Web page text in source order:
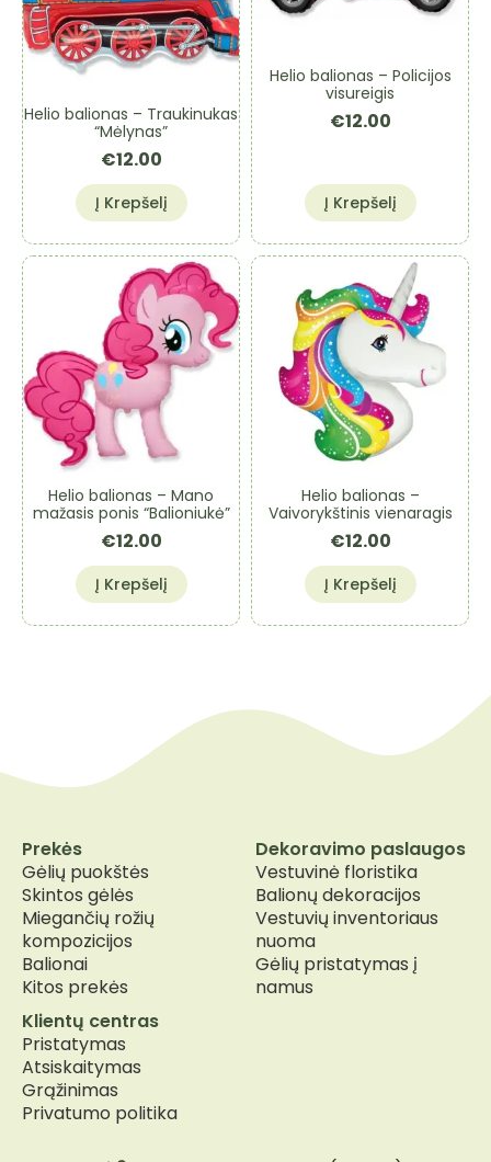
Helio balionas – Traukinukas
“Mėlynas”
€12.00
Į Krepšelį
Helio balionas – Policijos
visureigis
€12.00
Į Krepšelį
Helio balionas – Mano
mažasis ponis “Balioniukė”
€12.00
Į Krepšelį
Helio balionas –
Vaivorykštinis vienaragis
€12.00
Į Krepšelį
Prekės
Gėlių puokštės
Skintos gėlės
Miegančių rožių
kompozicijos
Balionai
Kitos prekės
Dekoravimo paslaugos
Vestuvinė floristika
Balionų dekoracijos
Vestuvių inventoriaus
nuoma
Gėlių pristatymas į
namus
Klientų centras
Pristatymas
Atsiskaitymas
Grąžinimas
Privatumo politika